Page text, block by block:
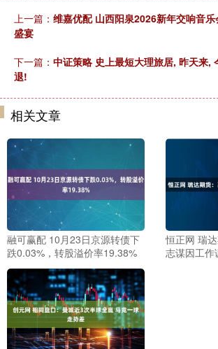
上一篇： 维嘉优配 山西阳泉2026新年交响音
盛宴
下一篇： 中证策略 史上最短大理旅居, 昨天来,
退!
相关文章
融可赢配 10月23日京源转债下
跌0.03%，转股溢价率19.38%
恒正网 瑞
志谋因工作